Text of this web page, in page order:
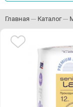
Главная Каталог